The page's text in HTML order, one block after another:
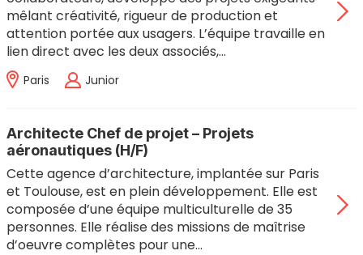
mêlant créativité, rigueur de production et
attention portée aux usagers. L’équipe travaille en
lien direct avec les deux associés,…
Paris Junior
Architecte Chef de projet – Projets
aéronautiques (H/F)
Cette agence d’architecture, implantée sur Paris
et Toulouse, est en plein développement. Elle est
composée d’une équipe multiculturelle de 35
personnes. Elle réalise des missions de maîtrise
d’oeuvre complètes pour une…